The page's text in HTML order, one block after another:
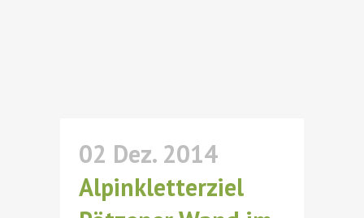
02 Dez. 2014
Alpinkletterziel